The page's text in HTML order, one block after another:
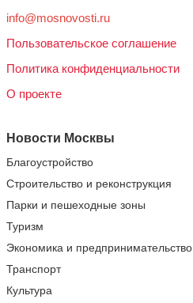
info@mosnovosti.ru
Пользовательское соглашение
Политика конфиденциальности
О проекте
Новости Москвы
Благоустройство
Строительство и реконструкция
Парки и пешеходные зоны
Туризм
Экономика и предпринимательство
Транспорт
Культура